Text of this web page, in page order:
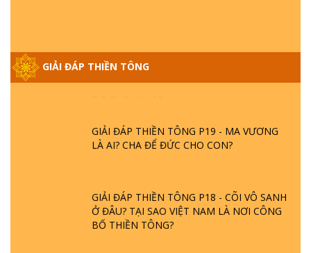
GIẢI ĐÁP THIỀN TÔNG
GIẢI ĐÁP THIỀN TÔNG ĐẶC BIỆT PHẦN 20
- BÁC NGUYỄN NHÂN LÀ AI? PHIỀN NÃO
DO ĐÂU MÀ CÓ?
GIẢI ĐÁP THIỀN TÔNG P19 - MA VƯƠNG
LÀ AI? CHA ĐỂ ĐỨC CHO CON?
GIẢI ĐÁP THIỀN TÔNG P18 - CÕI VÔ SANH
Ở ĐÂU? TẠI SAO VIỆT NAM LÀ NƠI CÔNG
BỐ THIỀN TÔNG?